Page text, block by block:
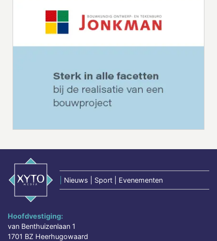
Nieuws | Sport | Evenementen
Hoofdvestiging:
van Benthuizenlaan 1
1701 BZ Heerhugowaard